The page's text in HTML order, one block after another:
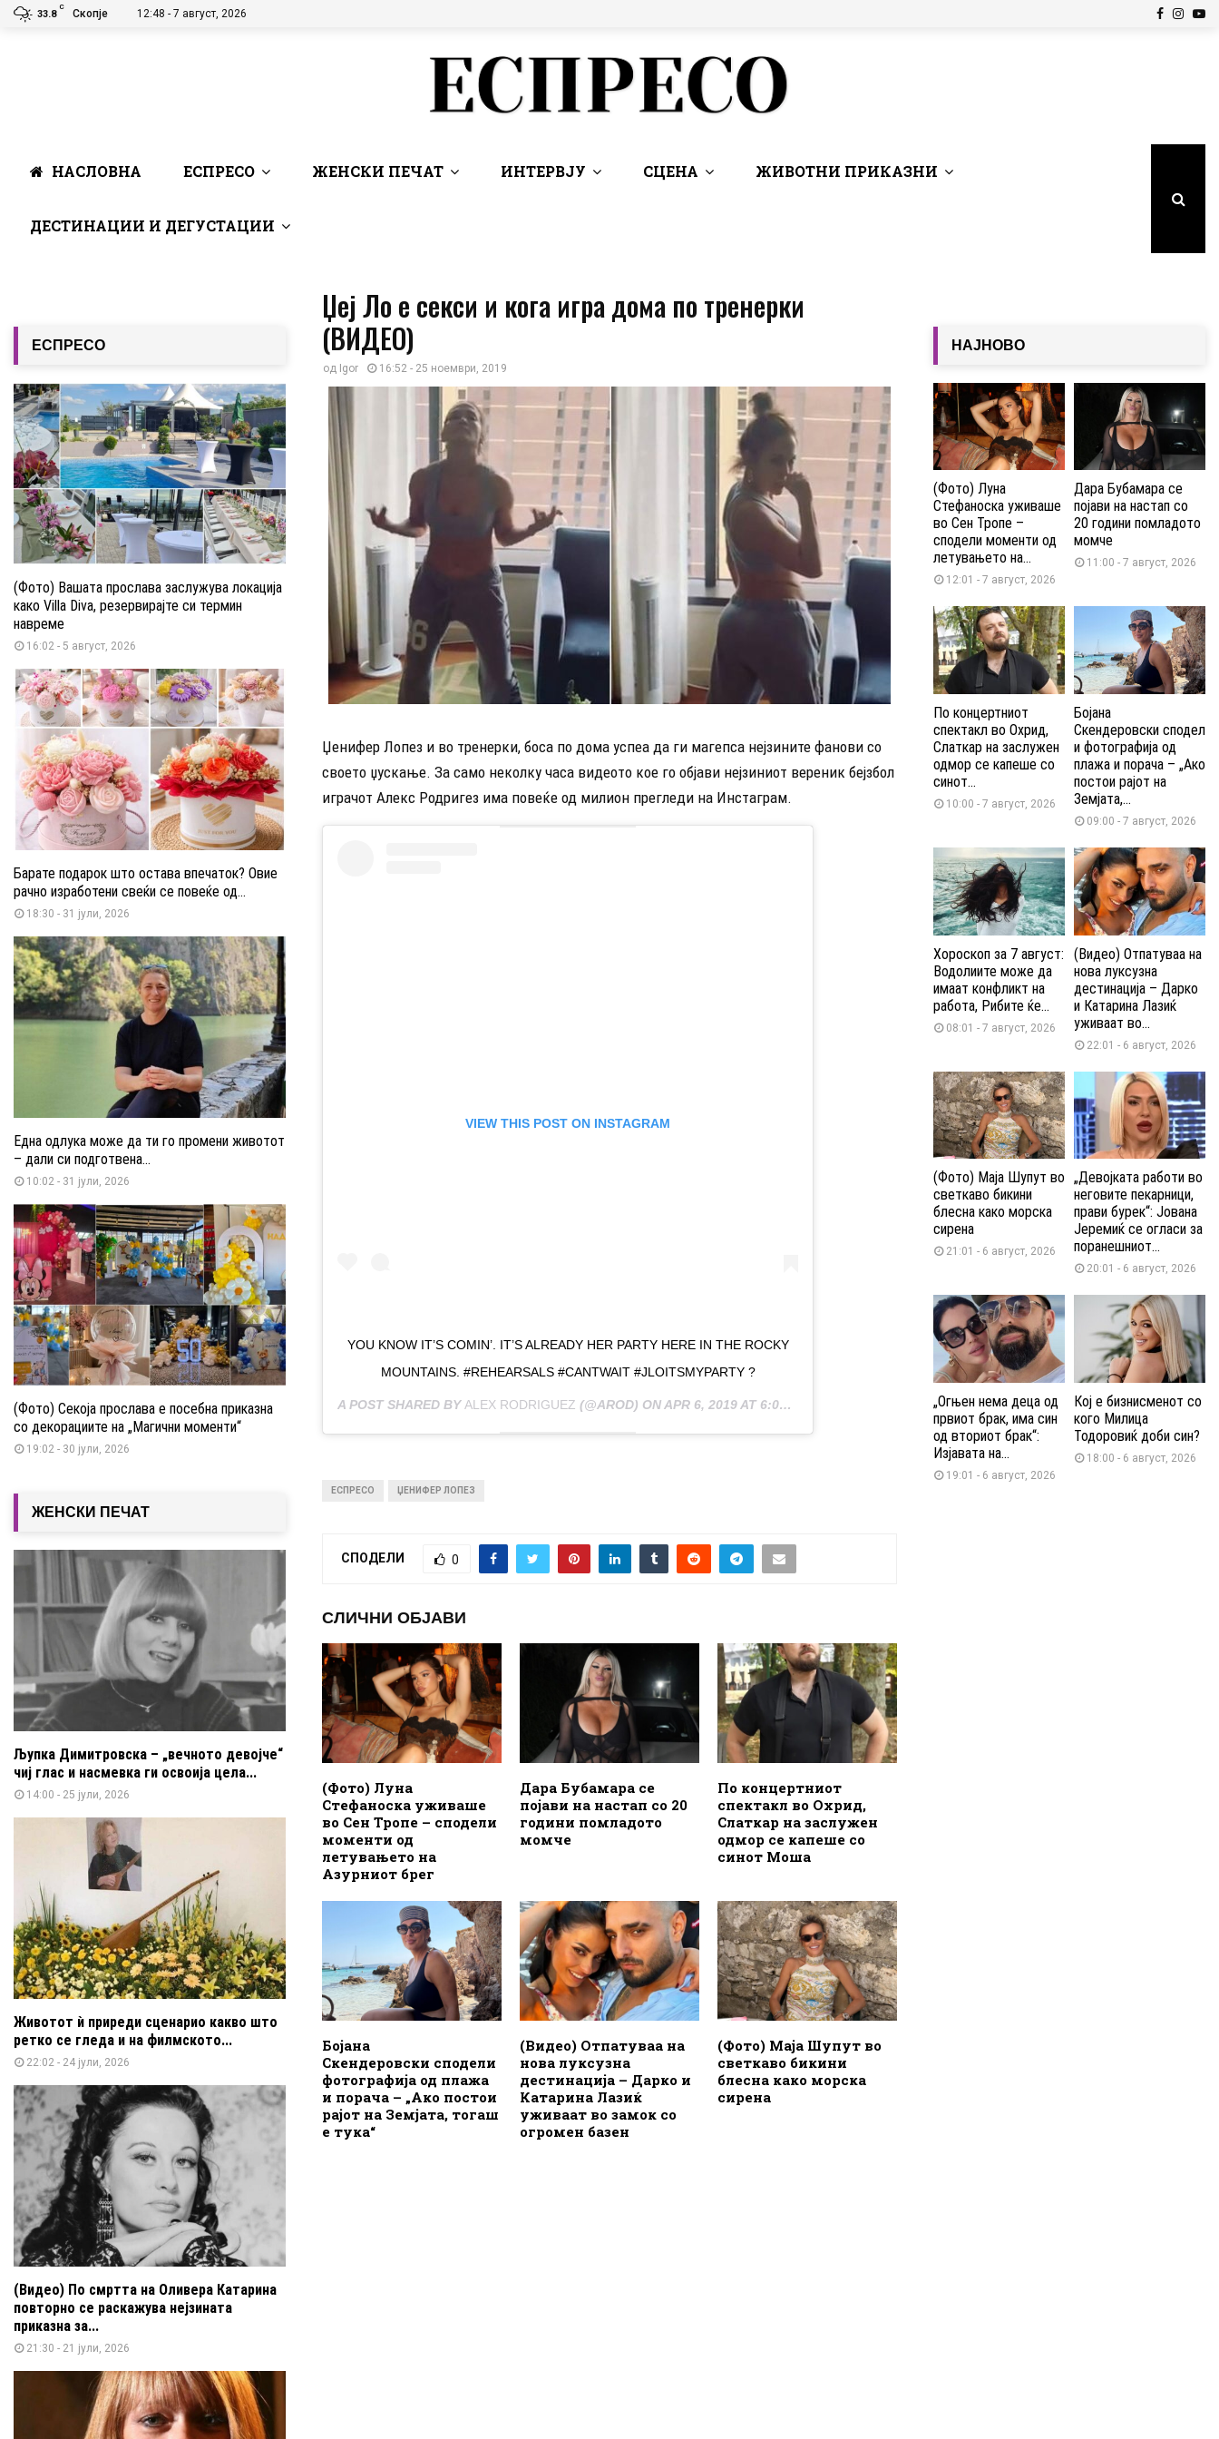
33.8
C
Скопје 12:48 - 7 август, 2026 Facebook
НАСЛОВНА ЕСПРЕСО ЖЕНСКИ ПЕЧАТ ИНТЕРВЈУ СЦЕНА ЖИВОТНИ ПРИКАЗНИ
ДЕСТИНАЦИИ И ДЕГУСТАЦИИ
Џеј Ло е секси и кога игра дома по тренерки
(ВИДЕО)
од Igor 16:52 - 25 ноември, 2019
Џенифер Лопез и во тренерки, боса по дома успеа да ги магепса нејзините фанови со
своето џускање. За само неколку часа видеото кое го објави нејзиниот вереник бејзбол
играчот Алекс Родригез има повеќе од милион прегледи на Инстаграм.
VIEW THIS POST ON INSTAGRAM
YOU KNOW IT’S COMIN’. IT’S ALREADY HER PARTY HERE IN THE ROCKY
MOUNTAINS. #REHEARSALS #CANTWAIT #JLOITSMYPARTY ?
A POST SHARED BY ALEX RODRIGUEZ (@AROD) ONAPR 6, 2019 AT 6:01PM PDT
ЕСПРЕСО ЏЕНИФЕР ЛОПЕЗ
СПОДЕЛИ 0
СЛИЧНИ ОБЈАВИ
(Фото) Луна
Стефаноска уживаше
во Сен Тропе – сподели
моменти од
летувањето на
Азурниот брег
Дара Бубамара се
појави на настап со 20
години помладото
момче
По концертниот
спектакл во Охрид,
Слаткар на заслужен
одмор се капеше со
синот Моша
Бојана
Скендеровски сподели
фотографија од плажа
и порача – „Ако постои
рајот на Земјата, тогаш
е тука“
(Видео) Отпатуваа на
нова луксузна
дестинација – Дарко и
Катарина Лазиќ
уживаат во замок со
огромен базен
(Фото) Маја Шупут во
светкаво бикини
блесна како морска
сирена
ЕСПРЕСО
(Фото) Вашата прослава заслужува локација
како Villa Diva, резервирајте си термин
навреме
16:02 - 5 август, 2026
Барате подарок што остава впечаток? Овие
рачно изработени свеќи се повеќе од...
18:30 - 31 јули, 2026
Една одлука може да ти го промени животот
– дали си подготвена...
10:02 - 31 јули, 2026
(Фото) Секоја прослава е посебна приказна
со декорациите на „Магични моменти“
19:02 - 30 јули, 2026
ЖЕНСКИ ПЕЧАТ
Љупка Димитровска – „вечното девојче“
чиј глас и насмевка ги освоија цела...
14:00 - 25 јули, 2026
Животот ѝ приреди сценарио какво што
ретко се гледа и на филмското...
22:02 - 24 јули, 2026
(Видео) По смртта на Оливера Катарина
повторно се раскажува нејзината
приказна за...
21:30 - 21 јули, 2026
НАЈНОВО
(Фото) Луна
Стефаноска уживаше
во Сен Тропе –
сподели моменти од
летувањето на...
12:01 - 7 август, 2026
Дара Бубамара се
појави на настап со
20 години помладото
момче
11:00 - 7 август, 2026
По концертниот
спектакл во Охрид,
Слаткар на заслужен
одмор се капеше со
синот...
10:00 - 7 август, 2026
Бојана
Скендеровски сподел
и фотографија од
плажа и порача – „Ако
постои рајот на
Земјата,...
09:00 - 7 август, 2026
Хороскоп за 7 август:
Водолиите може да
имаат конфликт на
работа, Рибите ќе...
08:01 - 7 август, 2026
(Видео) Отпатуваа на
нова луксузна
дестинација – Дарко
и Катарина Лазиќ
уживаат во...
22:01 - 6 август, 2026
(Фото) Маја Шупут во
светкаво бикини
блесна како морска
сирена
21:01 - 6 август, 2026
„Девојката работи во
неговите пекарници,
прави бурек“: Јована
Јеремиќ се огласи за
поранешниот...
20:01 - 6 август, 2026
„Огњен нема деца од
првиот брак, има син
од вториот брак“:
Изјавата на...
19:01 - 6 август, 2026
Кој е бизнисменот со
кого Милица
Тодоровиќ доби син?
18:00 - 6 август, 2026